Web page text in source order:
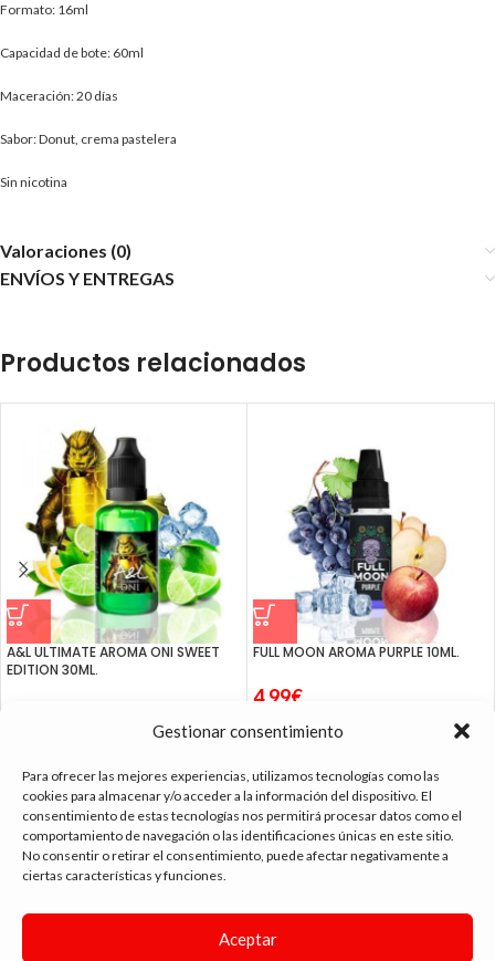
Gestionar consentimiento
Para ofrecer las mejores experiencias, utilizamos tecnologías como las
cookies para almacenar y/o acceder a la información del dispositivo. El
consentimiento de estas tecnologías nos permitirá procesar datos como el
comportamiento de navegación o las identificaciones únicas en este sitio.
No consentir o retirar el consentimiento, puede afectar negativamente a
ciertas características y funciones.
Aceptar
Formato: 16ml
Capacidad de bote: 60ml
Maceración: 20 días
Sabor: Donut, crema pastelera
Sin nicotina
Valoraciones (0)
ENVÍOS Y ENTREGAS
Productos relacionados
A&L ULTIMATE AROMA ONI SWEET
EDITION 30ML.
FULL MOON AROMA PURPLE 10ML.
4.99€
tienda vapeo málaga